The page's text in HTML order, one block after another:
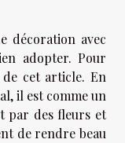
décoration avec
adopter. Pour
cet article. En
il est comme un
par des fleurs et
de rendre beau